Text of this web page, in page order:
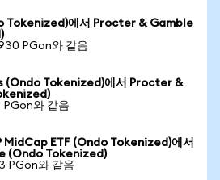
Tokenized)에서 Procter & Gamble
PGon와 같음
(Ondo Tokenized)에서 Procter &
와 같음
MidCap ETF (Ondo Tokenized)에서
(Ondo Tokenized)
PGon와 같음